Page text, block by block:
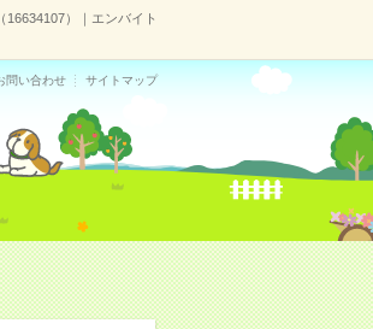
）｜エンバイト
問い合わせ サイトマップ